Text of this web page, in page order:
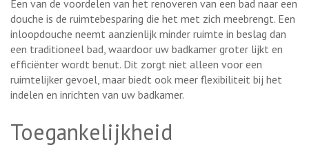
Een van de voordelen van het renoveren van een bad naar een
douche is de ruimtebesparing die het met zich meebrengt. Een
inloopdouche neemt aanzienlijk minder ruimte in beslag dan
een traditioneel bad, waardoor uw badkamer groter lijkt en
efficiënter wordt benut. Dit zorgt niet alleen voor een
ruimtelijker gevoel, maar biedt ook meer flexibiliteit bij het
indelen en inrichten van uw badkamer.
Toegankelijkheid